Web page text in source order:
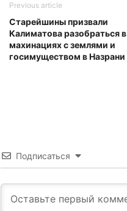
Previous article
Старейшины призвали
Калиматова разобраться в
махинациях с землями и
госимуществом в Назрани
Подписаться